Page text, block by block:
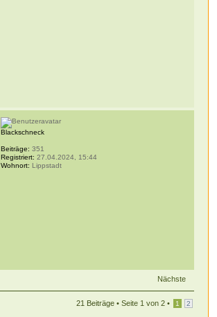
Blackschneck
Beiträge: 351
Registriert: 27.04.2024, 15:44
Wohnort: Lippstadt
Nächste
21 Beiträge • Seite 1von 2• 1 2